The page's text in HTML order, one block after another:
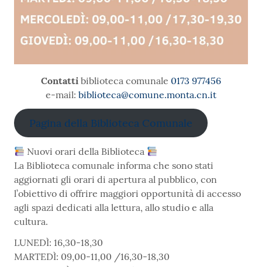
Contatti biblioteca comunale 0173 977456
e-mail: biblioteca@comune.monta.cn.it
Pagina della Biblioteca Comunale
Nuovi orari della Biblioteca
La Biblioteca comunale informa che sono stati
aggiornati gli orari di apertura al pubblico, con
l’obiettivo di offrire maggiori opportunità di accesso
agli spazi dedicati alla lettura, allo studio e alla
cultura.
LUNEDÌ: 16,30-18,30
MARTEDÌ: 09,00-11,00 /16,30-18,30